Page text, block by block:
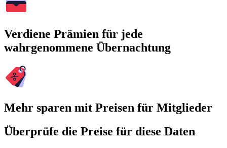
Verdiene Prämien für jede
wahrgenommene Übernachtung
Mehr sparen mit Preisen für Mitglieder
Überprüfe die Preise für diese Daten